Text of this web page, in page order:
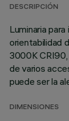
DESCRIPCIÓN
Luminaria
orientabilidad
3000K CRI90,
de varios
puede ser la
DIMENSIONES